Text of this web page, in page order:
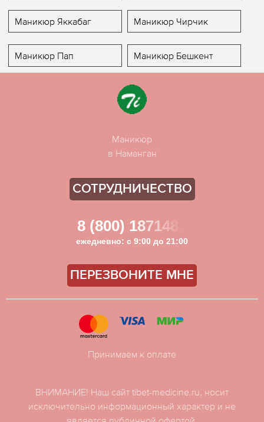
Маникюр Яккабаг Маникюр Чирчик
Маникюр Пап Маникюр Бешкент
Маникюр
в Наманган
СОТРУДНИЧЕСТВО
8 (800) 1871481
ежедневно: с 9:00 до 21:00
ПЕРЕЗВОНИТЕ МНЕ
ВНИМАНИЕ! Наш сайт tibet-medicine.ru, носит
исключительно информационный характер и не
Принимаем к оплате